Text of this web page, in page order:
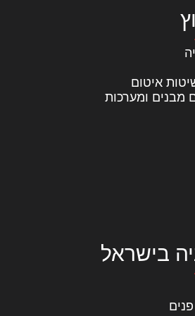
איטום
מבנים ומערכות
בישראל